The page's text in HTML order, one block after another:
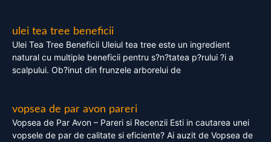
ulei tea tree beneficii
Ulei Tea Tree Beneficii Uleiul tea tree este un ingredient
natural cu multiple beneficii pentru s?n?tatea p?rului ?i a
scalpului. Ob?inut din frunzele arborelui de
vopsea de par avon pareri
Vopsea de Par Avon – Pareri si Recenzii Esti in cautarea unei
vopsele de par de calitate si eficiente? Ai auzit de Vopsea de